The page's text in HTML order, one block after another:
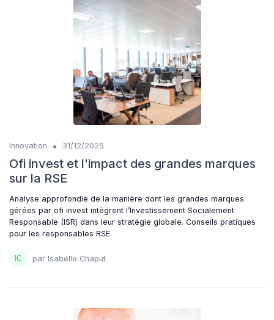
Innovation • 31/12/2025
Ofi invest et l'impact des grandes marques
sur la RSE
Analyse approfondie de la manière dont les grandes marques
gérées par ofi invest intègrent l’Investissement Socialement
Responsable (ISR) dans leur stratégie globale. Conseils pratiques
pour les responsables RSE.
par Isabelle Chaput